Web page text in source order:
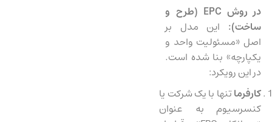
در روش EPC (طرح و
ساخت): این مدل بر
اصل «مسئولیت واحد و
یکپارچه» بنا شده است.
در این رویکرد:
کارفرماتنها با یک شرکت یا
کنسرسیوم به عنوان